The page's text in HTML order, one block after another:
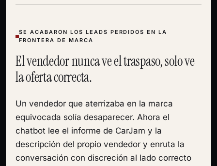
SE ACABARON LOS LEADS PERDIDOS EN LA
FRONTERA DE MARCA
El vendedor nunca ve el traspaso, solo ve
la oferta correcta.
Un vendedor que aterrizaba en la marca
equivocada solía desaparecer. Ahora el
chatbot lee el informe de CarJam y la
descripción del propio vendedor y enruta la
conversación con discreción al lado correcto